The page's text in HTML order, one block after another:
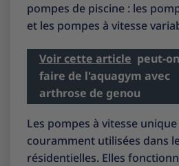
pompes de piscine : les
et les pompes à vitesse
Voir cette article peut-on
faire de l'aquagym avec
arthrose de genou
Les pompes à vitesse
couramment utilisées dans
résidentielles. Elles